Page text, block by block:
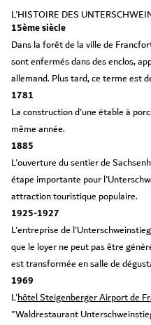
L'HISTOIRE DES
15ème siècle
Dans la forêt de la ville de
sont enfermés dans des enclos,
allemand. Plus tard, ce terme est
1781
La construction d'une étable à
même année.
1885
L'ouverture du sentier de
étape importante pour
attraction touristique populaire.
1925-1927
L'entreprise de
que le loyer ne peut pas être
est transformée en salle de
1969
L'hôtel Steigenberger Airport de
"Waldrestaurant